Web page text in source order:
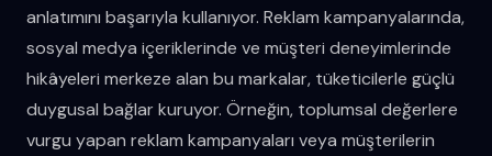
anlatımını başarıyla kullanıyor. Reklam kampanyalarında,
sosyal medya içeriklerinde ve müşteri deneyimlerinde
hikâyeleri merkeze alan bu markalar, tüketicilerle güçlü
duygusal bağlar kuruyor. Örneğin, toplumsal değerlere
vurgu yapan reklam kampanyaları veya müşterilerin